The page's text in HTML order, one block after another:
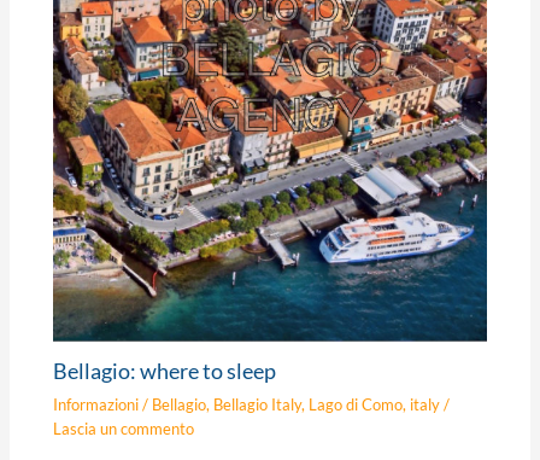
Bellagio: where to sleep
Informazioni/ Bellagio, Bellagio Italy, Lago di Como, italy/
Lascia un commento